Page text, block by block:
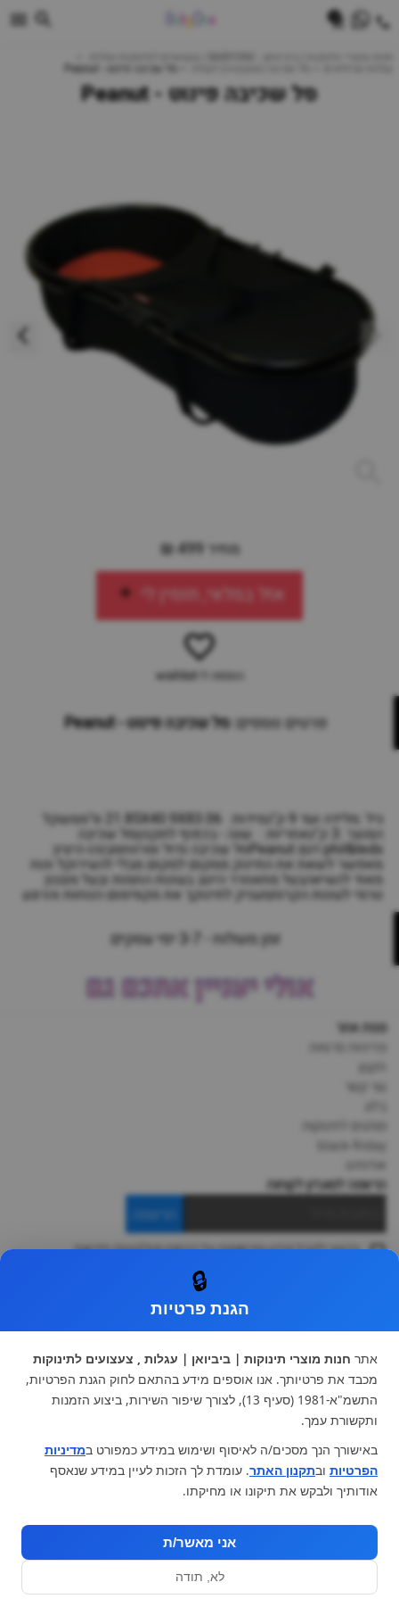
סל שכיבה פינוט - Peanut
סל שכיבה פינוט - Peanut
מחיר 499 ₪
אזל במלאי, תזמין לי
הוספה ל-wishlist
פרטים נוספים:סל שכיבה פינוט - Peanut
גיל :מלידה ועד 9 ק"גמידות: 21.85X40.9X83.06 ס"ממשקל
המוצר :3 ק"גאחריות : שנה - בכפוף לתקנוןסל שכיבה
phil&teds דגם Peanutסל שכיבה גדול ומרווחמבנהו היציב
מאפשר לשאת את התינוק ממקום למקום מבלי להעירוקל ונוח
מאוד לנשיאהבעל מתאוורר היטב בעונות החמות ובעל מנגנון
טרמי לעונות הקרותמעניק לתינוקך את מקסימום הנוחות והרוגע
זמן משלוח - 3-7 ימי עסקים
אולי יעניין אתכם גם
מפת אתר
צור קשר
מותגים לתינוקות
black-friday
אודותינו
הרשמה למועדון לקוחות
הרשמה
ברצוני לקבל מידע ופרסומות על הנחות וקולקציות חדשות
עגלות וטיולונים
כיסא בטיחות ואביזרים
ריהוט לתינוקות
מצעים למיטת תינוק וטקסטיל
צעצועי ילדים
על גלגלים
הנקה והאכלה
מוצרי אמבטיה
מוזמנים לבקר אותנו:
🔒
הגנת פרטיות
אתר חנות מוצרי תינוקות | ביביואן | עגלות , צעצועים לתינוקות
מכבד את פרטיותך. אנו אוספים מידע בהתאם לחוק הגנת הפרטיות,
התשמ"א-1981 (סעיף 13), לצורך שיפור השירות, ביצוע הזמנות
ותקשורת עמך.
באישורך הנך מסכים/ה לאיסוף ושימוש במידע כמפורט במדיניות
הפרטיות ובתקנון האתר. עומדת לך הזכות לעיין במידע שנאסף
אודותיך ולבקש את תיקונו או מחיקתו.
אני מאשר/ת
לא, תודה